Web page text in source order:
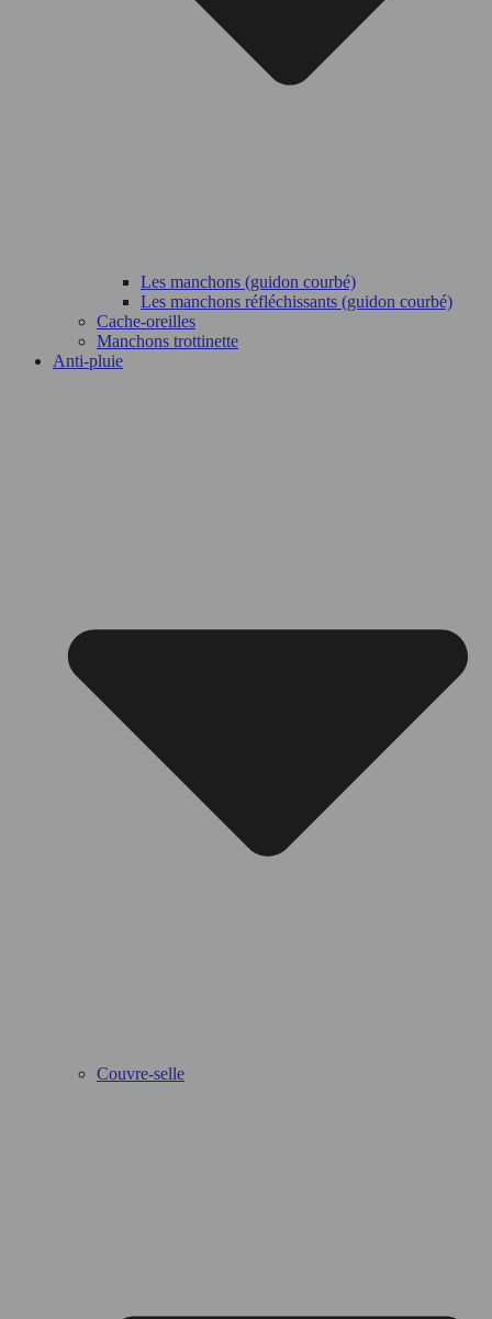
Les manchons (guidon courbé)
Les manchons réfléchissants (guidon courbé)
Cache-oreilles
Manchons trottinette
Anti-pluie
Couvre-selle